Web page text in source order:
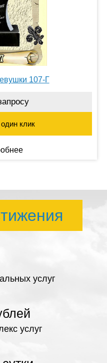
107-Г
клик
услуг
услуг